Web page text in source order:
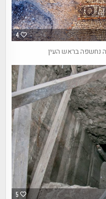
4
נחשפה בראש העין
5